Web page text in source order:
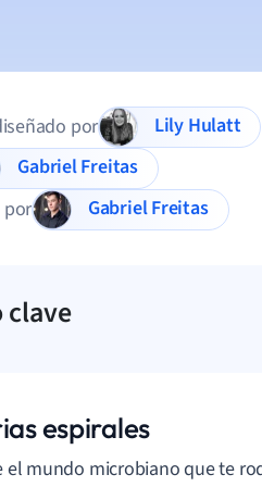
por
Lily Hulatt
Gabriel Freitas
por
Gabriel Freitas
clave
espirales
mundo microbiano que te